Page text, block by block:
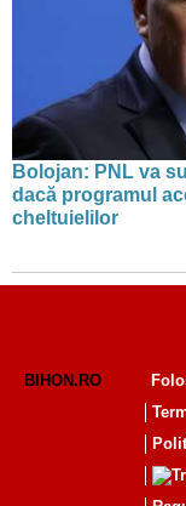
Bolojan: PNL va
dacă programul
cheltuielilor
BIHON.RO